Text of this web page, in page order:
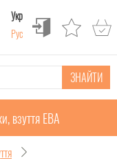
Укр
Рус
ЗНАЙТИ
взуття ЕВА